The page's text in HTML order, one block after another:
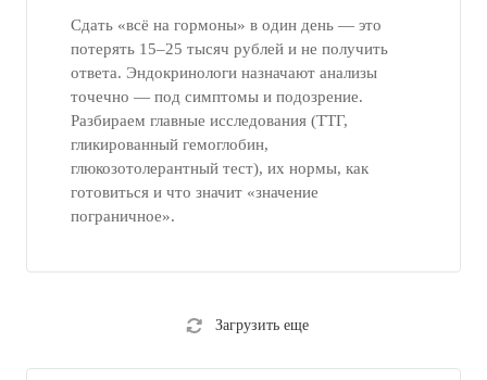
Сдать «всё на гормоны» в один день — это
потерять 15–25 тысяч рублей и не получить
ответа. Эндокринологи назначают анализы
точечно — под симптомы и подозрение.
Разбираем главные исследования (ТТГ,
гликированный гемоглобин,
глюкозотолерантный тест), их нормы, как
готовиться и что значит «значение
пограничное».
Загрузить еще